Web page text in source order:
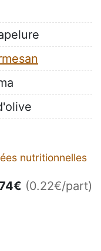
nutritionnelles
€ (0.22€/part)